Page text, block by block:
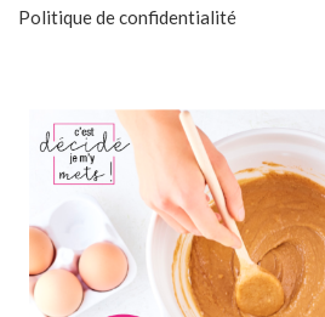
Politique de confidentialité